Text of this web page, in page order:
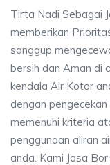
Tirta Nadi Sebagai
memberikan
sanggup
bersih dan Aman di
kendala Air Kotor
dengan
memenuhi kriteria
penggunaan aliran
anda. Kami Jasa